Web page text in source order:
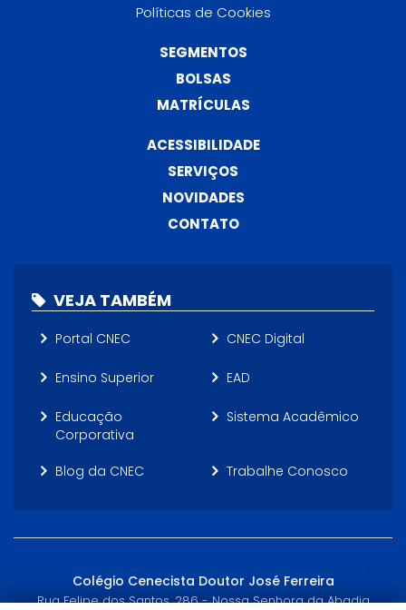
Políticas de Cookies
SEGMENTOS
BOLSAS
MATRÍCULAS
ACESSIBILIDADE
SERVIÇOS
NOVIDADES
CONTATO
VEJA TAMBÉM
Portal CNEC CNEC Digital
Ensino Superior EAD
Educação
Corporativa
Sistema Acadêmico
Blog da CNEC Trabalhe Conosco
Colégio Cenecista Doutor José Ferreira
Rua Felipe dos Santos, 286 - Nossa Senhora da Abadia